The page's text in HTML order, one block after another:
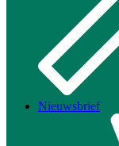
Nieuwsbrief